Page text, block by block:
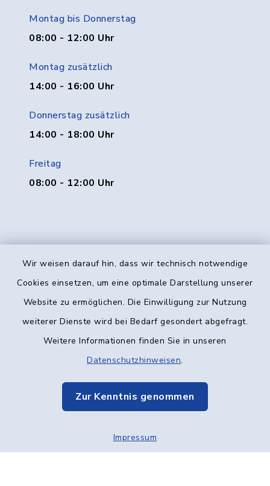
Wir weisen darauf hin, dass wir technisch notwendige
Cookies einsetzen, um eine optimale Darstellung unserer
Website zu ermöglichen. Die Einwilligung zur Nutzung
weiterer Dienste wird bei Bedarf gesondert abgefragt.
Weitere Informationen finden Sie in unseren
Datenschutzhinweisen.
Zur Kenntnis genommen
Impressum
Montag bis Donnerstag
08:00 - 12:00 Uhr
Montag zusätzlich
14:00 - 16:00 Uhr
Donnerstag zusätzlich
14:00 - 18:00 Uhr
Freitag
08:00 - 12:00 Uhr
Kontakt
Datenschutz
Elektronische Kommunikation
Sitemap